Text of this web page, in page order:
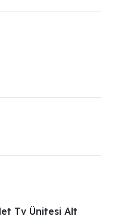
Tv Ünitesi Alt